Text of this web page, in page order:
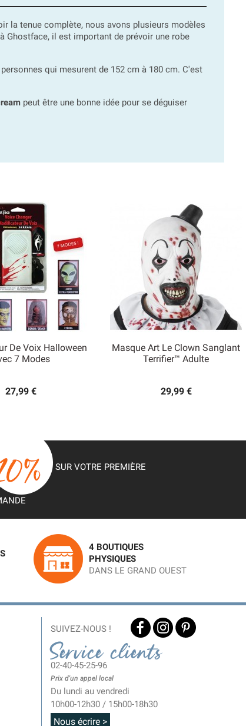
la tenue complète, nous avons plusieurs modèles
Ghostface, il est important de prévoir une robe
qui mesurent de 152 cm à 180 cm. C'est
peut être une bonne idée pour se déguiser
De Voix Halloween
7 Modes
27,99 €
rapide
Masque Art Le Clown Sanglant
Terrifier™ Adulte
29,99 €
Aperçu rapide
SUR VOTRE PREMIÈRE
4 BOUTIQUES
PHYSIQUES
DANS LE GRAND OUEST
SUIVEZ-NOUS !
Service clients
02-40-45-25-96
Prix d'un appel local
Du lundi au vendredi
10h00-12h30 / 15h00-18h30
Nous écrire >